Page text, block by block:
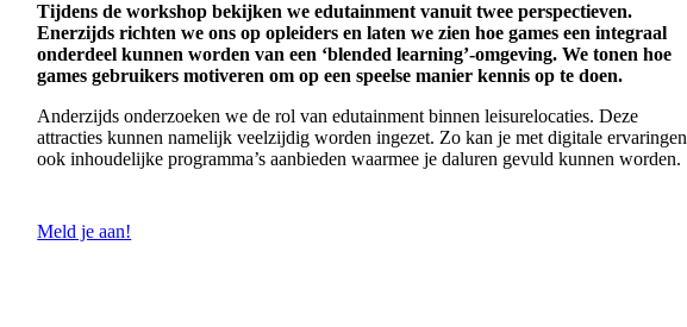
Tijdens de workshop bekijken we edutainment vanuit twee perspectieven.
Enerzijds richten we ons op opleiders en laten we zien hoe games een integraal
onderdeel kunnen worden van een ‘blended learning’-omgeving. We tonen hoe
games gebruikers motiveren om op een speelse manier kennis op te doen.
Anderzijds onderzoeken we de rol van edutainment binnen leisurelocaties. Deze
attracties kunnen namelijk veelzijdig worden ingezet. Zo kan je met digitale ervaringen
ook inhoudelijke programma’s aanbieden waarmee je daluren gevuld kunnen worden.
Meld je aan!